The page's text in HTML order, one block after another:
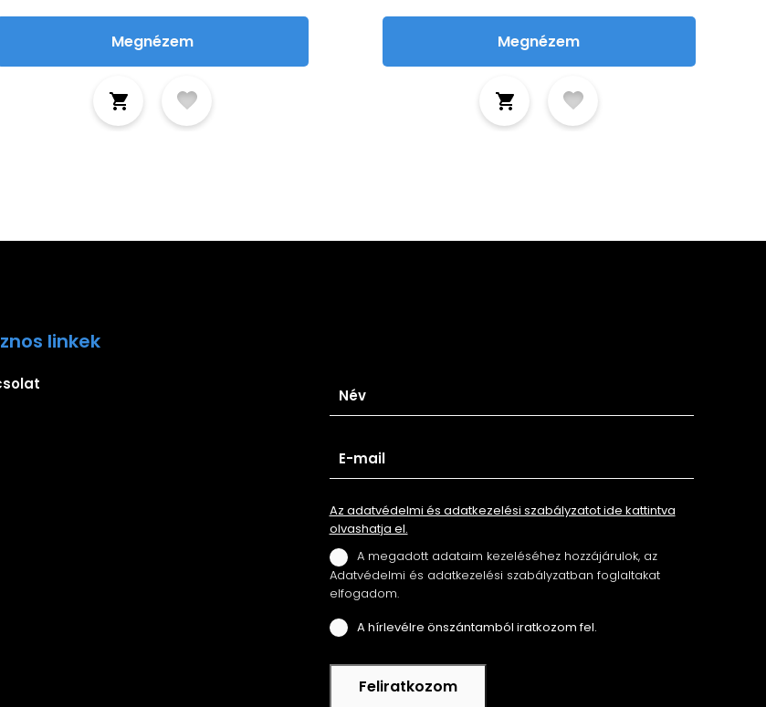
Megnézem Megnézem
linkek
Az adatvédelmi és adatkezelési szabályzatot ide kattintva
olvashatja el.
A megadott adataim kezeléséhez hozzájárulok, az
Adatvédelmi és adatkezelési szabályzatban foglaltakat
elfogadom.
A hírlevélre önszántamból iratkozom fel.
Feliratkozom